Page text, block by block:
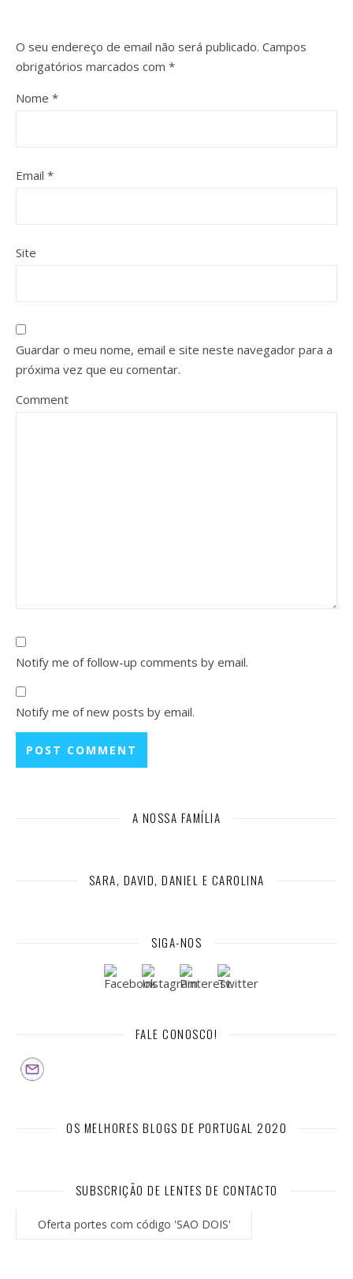
O seu endereço de email não será publicado. Campos
obrigatórios marcados com *
Nome *
Email *
Site
Guardar o meu nome, email e site neste navegador para a
próxima vez que eu comentar.
Comment
Notify me of follow-up comments by email.
Notify me of new posts by email.
A NOSSA FAMÍLIA
SARA, DAVID, DANIEL E CAROLINA
SIGA-NOS
FALE CONOSCO!
OS MELHORES BLOGS DE PORTUGAL 2020
SUBSCRIÇÃO DE LENTES DE CONTACTO
Oferta portes com código 'SAO DOIS'